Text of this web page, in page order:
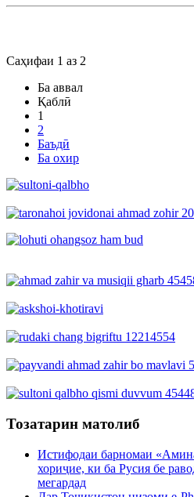
Саҳифаи 1 аз 2
Ба аввал
Қаблӣ
1
2
Баъдӣ
Ба охир
Тозатарин матолиб
Истифодаи барномаи
хориҷие, ки ба Русия бе
мегардад